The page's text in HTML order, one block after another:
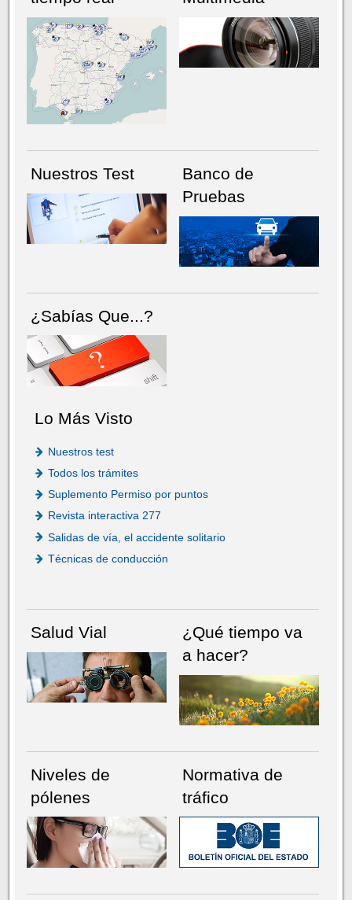
NÚMERO ACTUALHEMEROTECA
Nuestros Test
Banco de
Pruebas
¿Sabías Que...?
Lo Más Visto
Nuestros test
Todos los trámites
Suplemento Permiso por puntos
Revista interactiva 277
Salidas de vía, el accidente solitario
Técnicas de conducción
Salud Vial
¿Qué tiempo va
a hacer?
Niveles de
pólenes
Normativa de
tráfico